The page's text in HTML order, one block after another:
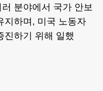
분야에서 국가 안보
지하며, 미국 노동자
진하기 위해 일했